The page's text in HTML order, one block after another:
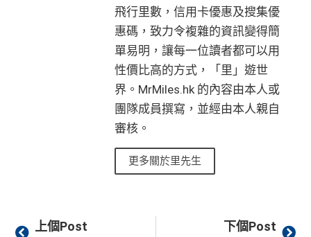
飛行里數，信用卡優惠及搜集優
惠碼，致力令複雜的資訊變得簡
單易明，讓每一位讀者都可以用
性價比高的方式，「里」遊世
界。MrMiles.hk 的內容由本人或
團隊成員撰寫，並經由本人親自
審核。
更多關於里先生
Prev
上個Post 下個Post